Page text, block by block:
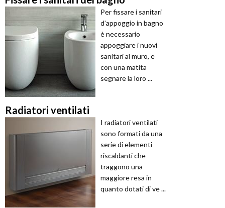
Per fissare i sanitari
d'appoggio in bagno
è necessario
appoggiare i nuovi
sanitari al muro, e
con una matita
segnare la loro ...
Radiatori ventilati
I radiatori ventilati
sono formati da una
serie di elementi
riscaldanti che
traggono una
maggiore resa in
quanto dotati di ve ...